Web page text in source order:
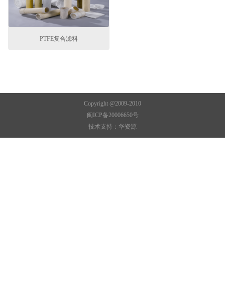
PTFE复合滤料
Copyright @2009-2010
闽ICP备20006650号
技术支持： 华资源